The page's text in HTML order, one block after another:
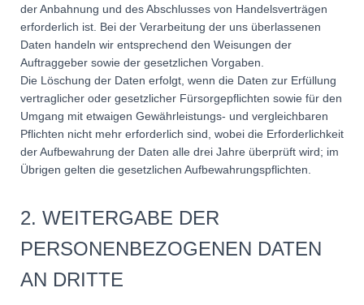
der Anbahnung und des Abschlusses von Handelsverträgen
erforderlich ist. Bei der Verarbeitung der uns überlassenen
Daten handeln wir entsprechend den Weisungen der
Auftraggeber sowie der gesetzlichen Vorgaben.
Die Löschung der Daten erfolgt, wenn die Daten zur Erfüllung
vertraglicher oder gesetzlicher Fürsorgepflichten sowie für den
Umgang mit etwaigen Gewährleistungs- und vergleichbaren
Pflichten nicht mehr erforderlich sind, wobei die Erforderlichkeit
der Aufbewahrung der Daten alle drei Jahre überprüft wird; im
Übrigen gelten die gesetzlichen Aufbewahrungspflichten.
2. WEITERGABE DER
PERSONENBEZOGENEN DATEN
AN DRITTE